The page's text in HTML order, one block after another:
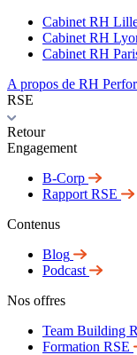
Cabinet RH
Cabinet RH
Cabinet RH
A propos de RH
RSE
Retour
Engagement
B-Corp
Rapport RSE
Contenus
Blog
Podcast
Nos offres
Team Building
Formation RSE